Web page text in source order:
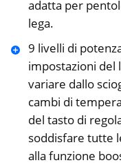
adatta per
lega.
9 livelli di
impostazioni del
variare dallo
cambi di
del tasto di
soddisfare tutte
alla funzione